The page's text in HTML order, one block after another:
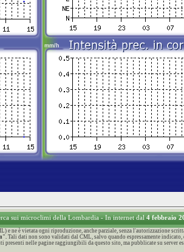
sui microclimi della Lombardia - In internet dal4 febbraio
ne è vietata ogni riproduzione, anche parziale, senza l'autorizzazione
Tali dati non sono validati dal CML, salvo quando espressamente
nelle pagine raggiungibili da questo sito, ma pubblicate su server